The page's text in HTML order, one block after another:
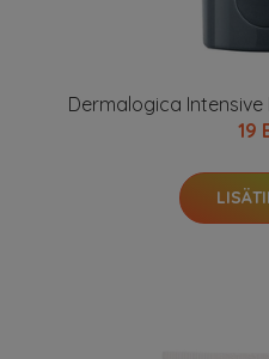
Dermalogica Intensive
19